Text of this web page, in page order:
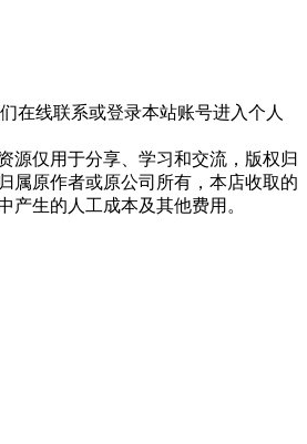
在线联系或登录本站账号进入个人
源仅用于分享、学习和交流，版权归
属原作者或原公司所有，本店收取的
产生的人工成本及其他费用。